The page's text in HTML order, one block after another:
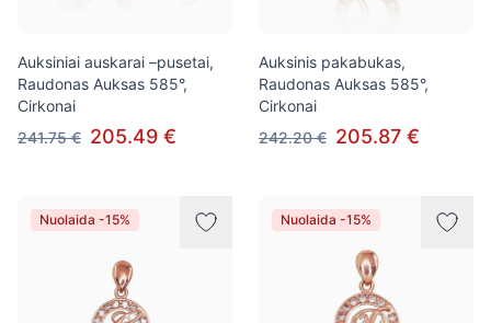
Auksiniai auskarai –pusetai,
Raudonas Auksas 585°,
Cirkonai
241.75 € 205.49 €
Auksinis pakabukas,
Raudonas Auksas 585°,
Cirkonai
242.20 € 205.87 €
Nuolaida -15% Nuolaida -15%